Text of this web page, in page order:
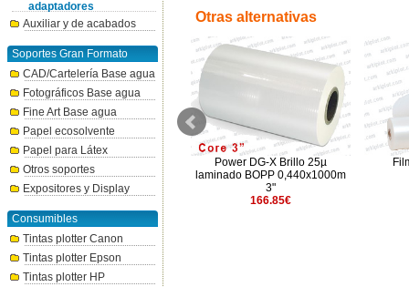
adaptadores
Auxiliar y de acabados
Soportes Gran Formato
CAD/Cartelería Base agua
Fotográficos Base agua
Fine Art Base agua
Papel ecosolvente
Papel para Látex
Otros soportes
Expositores y Display
Consumibles
Tintas plotter Canon
Tintas plotter Epson
Tintas plotter HP
Otras alternativas
Bobina Reserva verde
metalizado 0,320x200m
80.74€
Power DG-X Brillo 25µ
laminado BOPP 0,440x1000m
3"
166.85€